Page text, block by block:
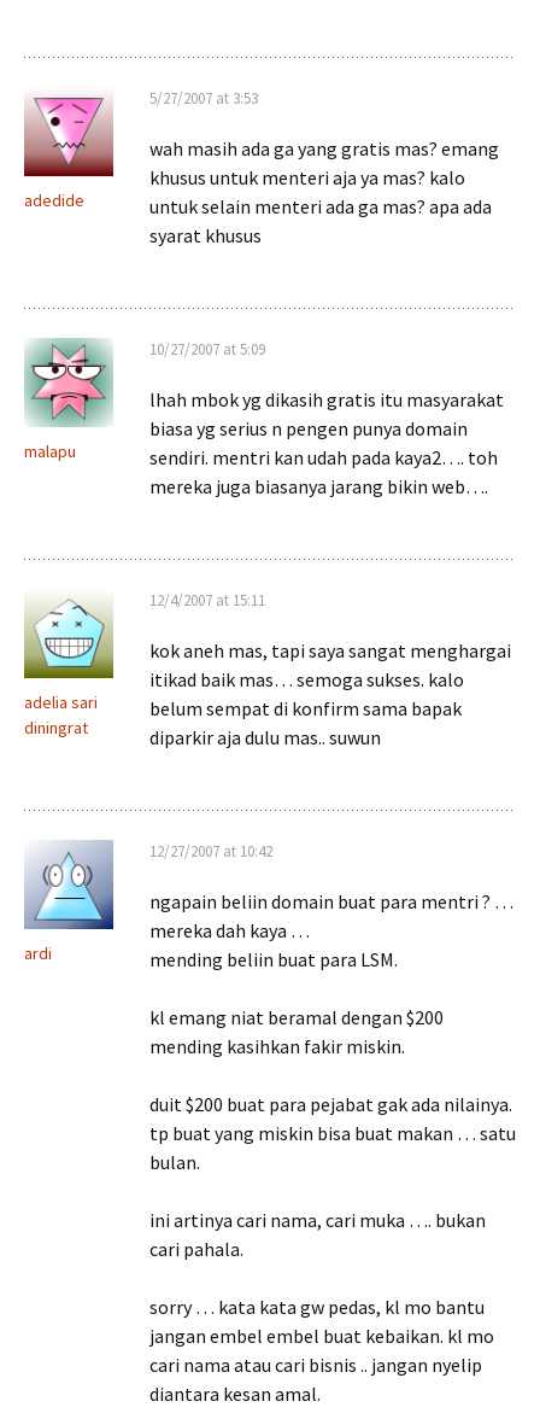
adedide
5/27/2007 at 3:53
wah masih ada ga yang gratis mas? emang
khusus untuk menteri aja ya mas? kalo
untuk selain menteri ada ga mas? apa ada
syarat khusus
malapu
10/27/2007 at 5:09
lhah mbok yg dikasih gratis itu masyarakat
biasa yg serius n pengen punya domain
sendiri. mentri kan udah pada kaya2…. toh
mereka juga biasanya jarang bikin web….
adelia sari
diningrat
12/4/2007 at 15:11
kok aneh mas, tapi saya sangat menghargai
itikad baik mas… semoga sukses. kalo
belum sempat di konfirm sama bapak
diparkir aja dulu mas.. suwun
ardi
12/27/2007 at 10:42
ngapain beliin domain buat para mentri ? …
mereka dah kaya …
mending beliin buat para LSM.
kl emang niat beramal dengan $200
mending kasihkan fakir miskin.
duit $200 buat para pejabat gak ada nilainya.
tp buat yang miskin bisa buat makan … satu
bulan.
ini artinya cari nama, cari muka …. bukan
cari pahala.
sorry … kata kata gw pedas, kl mo bantu
jangan embel embel buat kebaikan. kl mo
cari nama atau cari bisnis .. jangan nyelip
diantara kesan amal.